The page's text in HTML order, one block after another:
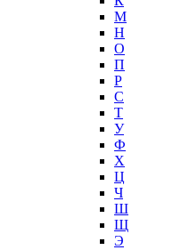
М
Н
О
П
Р
С
Т
У
Ф
Х
Ц
Ч
Ш
Щ
Э